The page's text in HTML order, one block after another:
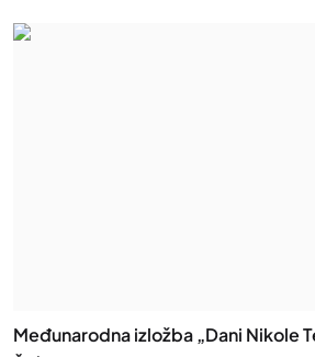
Međunarodna izložba „Dani Nikole